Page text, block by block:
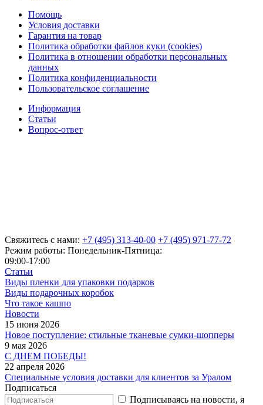
Помощь
Условия доставки
Гарантия на товар
Политика обработки файлов куки (cookies)
Политика в отношении обработки персональных
данных
Политика конфиденциальности
Пользовательское соглашение
Информация
Статьи
Вопрос-ответ
Свяжитесь с нами: +7 (495) 313-40-00 +7 (495) 971-77-72
Режим работы: Понедельник-Пятница:
09:00-17:00
Статьи
Виды пленки для упаковки подарков
Виды подарочных коробок
Что такое кашпо
Новости
15 июня 2026
Новое поступление: стильные тканевые сумки-шопперы
9 мая 2026
С ДНЕМ ПОБЕДЫ!
22 апреля 2026
Специальные условия доставки для клиентов за Уралом
Подписаться
Подписываясь на новости, я